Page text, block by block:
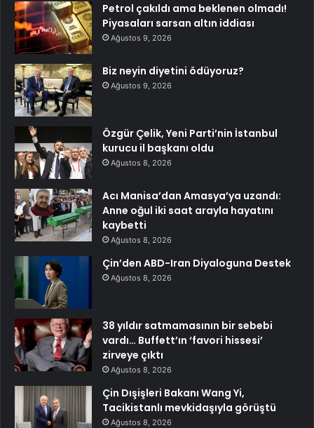
Petrol çakıldı ama beklenen olmadı!
Piyasaları sarsan altın iddiası
Ağustos 9, 2026
Biz neyin diyetini ödüyoruz?
Ağustos 9, 2026
Özgür Çelik, Yeni Parti’nin İstanbul
kurucu il başkanı oldu
Ağustos 8, 2026
Acı Manisa’dan Amasya’ya uzandı:
Anne oğul iki saat arayla hayatını
kaybetti
Ağustos 8, 2026
Çin’den ABD-Iran Diyaloguna Destek
Ağustos 8, 2026
38 yıldır satmamasının bir sebebi
vardı… Buffett’ın ‘favori hissesi’
zirveye çıktı
Ağustos 8, 2026
Çin Dışişleri Bakanı Wang Yi,
Tacikistanlı mevkidaşıyla görüştü
Ağustos 8, 2026